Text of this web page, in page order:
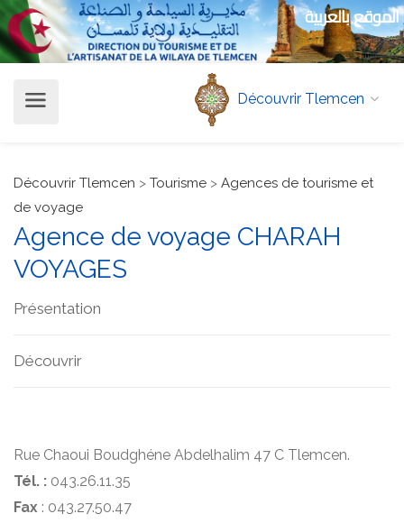
الموقع بالعربية
Découvrir Tlemcen
Découvrir Tlemcen > Tourisme > Agences de tourisme et
de voyage
Agence de voyage CHARAH
VOYAGES
Présentation
Découvrir
Rue Chaoui Boudghéne Abdelhalim 47 C Tlemcen.
Tél. : 043.26.11.35
Fax : 043.27.50.47